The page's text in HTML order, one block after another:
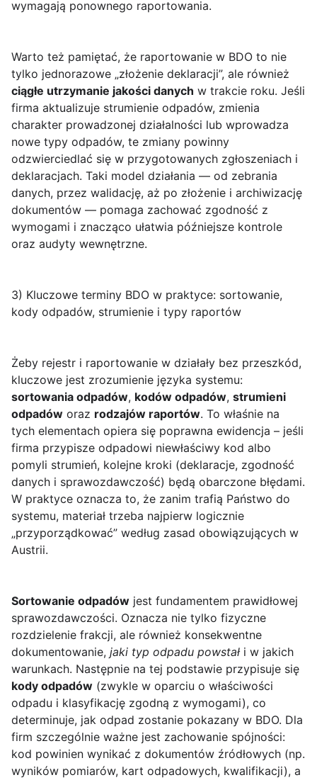
wymagają ponownego raportowania.
Warto też pamiętać, że raportowanie w BDO to nie
tylko jednorazowe „złożenie deklaracji”, ale również
ciągłe utrzymanie jakości danych w trakcie roku. Jeśli
firma aktualizuje strumienie odpadów, zmienia
charakter prowadzonej działalności lub wprowadza
nowe typy odpadów, te zmiany powinny
odzwierciedlać się w przygotowanych zgłoszeniach i
deklaracjach. Taki model działania — od zebrania
danych, przez walidację, aż po złożenie i archiwizację
dokumentów — pomaga zachować zgodność z
wymogami i znacząco ułatwia późniejsze kontrole
oraz audyty wewnętrzne.
3) Kluczowe terminy BDO w praktyce: sortowanie,
kody odpadów, strumienie i typy raportów
Żeby rejestr i raportowanie w działały bez przeszkód,
kluczowe jest zrozumienie języka systemu:
sortowania odpadów, kodów odpadów, strumieni
odpadów oraz rodzajów raportów. To właśnie na
tych elementach opiera się poprawna ewidencja – jeśli
firma przypisze odpadowi niewłaściwy kod albo
pomyli strumień, kolejne kroki (deklaracje, zgodność
danych i sprawozdawczość) będą obarczone błędami.
W praktyce oznacza to, że zanim trafią Państwo do
systemu, materiał trzeba najpierw logicznie
„przyporządkować” według zasad obowiązujących w
Austrii.
Sortowanie odpadów jest fundamentem prawidłowej
sprawozdawczości. Oznacza nie tylko fizyczne
rozdzielenie frakcji, ale również konsekwentne
dokumentowanie, jaki typ odpadu powstałi w jakich
warunkach. Następnie na tej podstawie przypisuje się
kody odpadów (zwykle w oparciu o właściwości
odpadu i klasyfikację zgodną z wymogami), co
determinuje, jak odpad zostanie pokazany w BDO. Dla
firm szczególnie ważne jest zachowanie spójności:
kod powinien wynikać z dokumentów źródłowych (np.
wyników pomiarów, kart odpadowych, kwalifikacji), a